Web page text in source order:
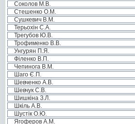
Соколов М.В.
Стешенко О.М.
Сушкевич В.М.
Терьохін С.А.
Трегубов Ю.В.
Трофименко В.В.
Унгурян П.Я.
Філенко В.П.
Чепинога В.М.
Шаго Є.П.
Шевченко А.В.
Шевчук С.В.
Шишкіна З.Л.
Шкіль А.В.
Шустік О.Ю.
Ягоферов А.М.